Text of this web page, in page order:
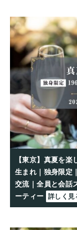
【東京】真夏を
生まれ｜独身限定
交流｜全員と会話
ーティー 詳しく見